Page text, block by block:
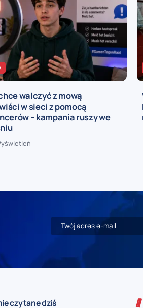
walczyć z mową
w sieci z pomocą
– kampania ruszy we
czytane dziś